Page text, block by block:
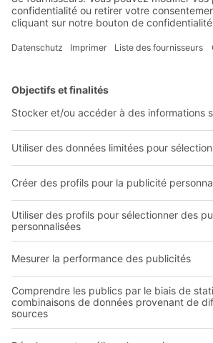
commerce et aux professions libérales
dans le cadre d'une activité indépendante,